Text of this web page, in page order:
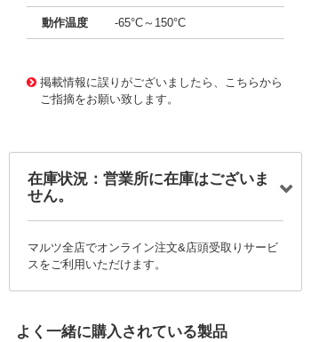
動作温度 -65°C～150°C
掲載情報に誤りがございましたら、こちらから
ご指摘をお願い致します。
在庫状況：営業所に在庫はございま
せん。
マルツ全店でオンライン注文&店頭受取りサービ
スをご利用いただけます。
よく一緒に購入されている製品